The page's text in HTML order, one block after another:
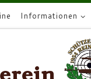
Informationen